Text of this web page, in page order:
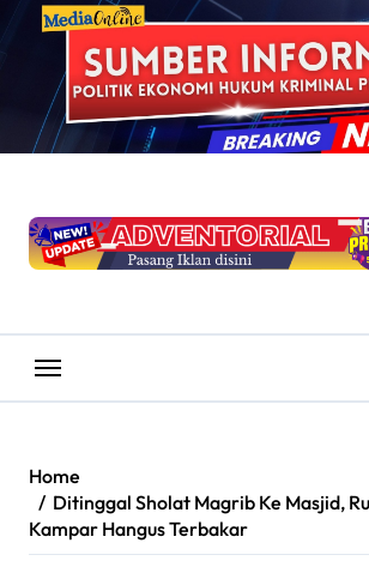
content
Home
Ditinggal Sholat Magrib Ke Masjid,
Kampar Hangus Terbakar